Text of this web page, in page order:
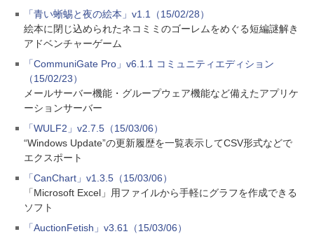
「青い蜥蜴と夜の絵本」v1.1（15/02/28）
絵本に閉じ込められたネコミミのゴーレムをめぐる短編謎解き
アドベンチャーゲーム
「CommuniGate Pro」v6.1.1 コミュニティエディション
（15/02/23）
メールサーバー機能・グループウェア機能など備えたアプリケ
ーションサーバー
「WULF2」v2.7.5（15/03/06）
“Windows Update”の更新履歴を一覧表示してCSV形式などで
エクスポート
「CanChart」v1.3.5（15/03/06）
「Microsoft Excel」用ファイルから手軽にグラフを作成できる
ソフト
「AuctionFetish」v3.61（15/03/06）